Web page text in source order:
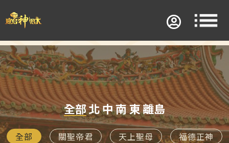
全部北中南東離島
全部 關聖帝君 天上聖母 福德正神